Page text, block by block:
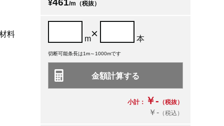
料
¥461/m（税抜）
m× 本
切断可能条長は1m～1000mです
小計： ￥- （税抜）
￥-（税込）